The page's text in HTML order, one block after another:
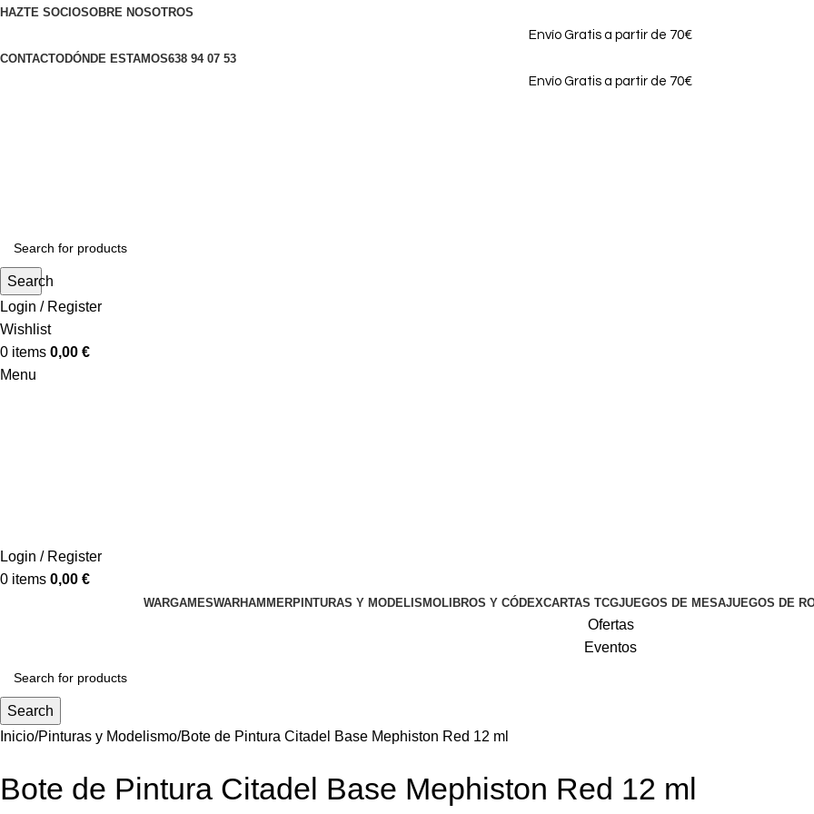
HAZTE SOCIOSOBRE NOSOTROS
Envío Gratis a partir de 70€
CONTACTODÓNDE ESTAMOS638 94 07 53
Envío Gratis a partir de 70€
Search
Login / Register
Wishlist
0 items 0,00 €
Menu
Login / Register
0 items 0,00 €
WARGAMESWARHAMMERPINTURAS Y MODELISMOLIBROS Y CÓDEXCARTAS TCGJUEGOS DE MESAJUEGOS DE
Ofertas
Eventos
Search
Inicio Pinturas y Modelismo Bote de Pintura Citadel Base Mephiston Red 12 ml
Bote de Pintura Citadel Base Mephiston Red 12 ml